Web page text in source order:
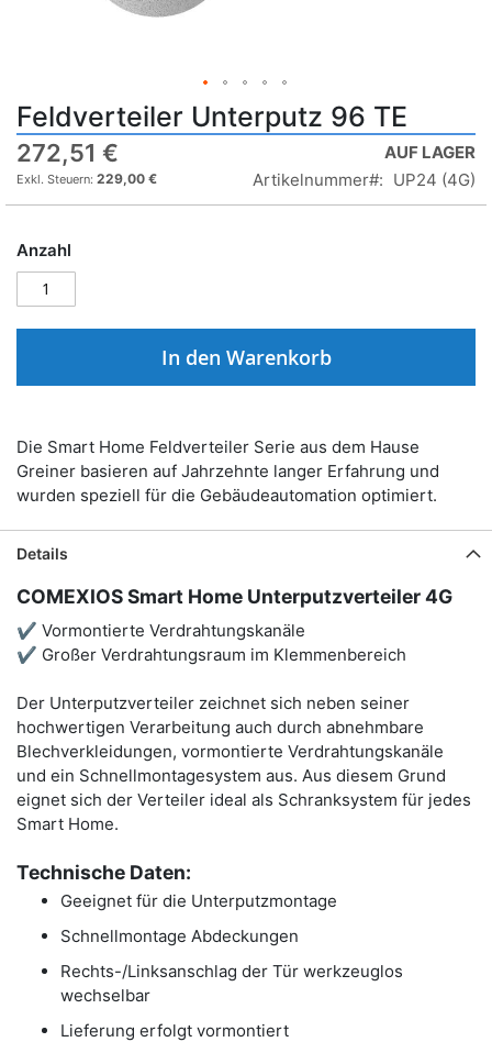
Feldverteiler Unterputz 96 TE
272,51 €
229,00 €
AUF LAGER
Artikelnummer
UP24 (4G)
Anzahl
In den Warenkorb
Die Smart Home Feldverteiler Serie aus dem Hause
Greiner basieren auf Jahrzehnte langer Erfahrung und
wurden speziell für die Gebäudeautomation optimiert.
Details
COMEXIOS Smart Home Unterputzverteiler 4G
✔ Vormontierte Verdrahtungskanäle
✔ Großer Verdrahtungsraum im Klemmenbereich
Der Unterputzverteiler zeichnet sich neben seiner
hochwertigen Verarbeitung auch durch abnehmbare
Blechverkleidungen, vormontierte Verdrahtungskanäle
und ein Schnellmontagesystem aus. Aus diesem Grund
eignet sich der Verteiler ideal als Schranksystem für jedes
Smart Home.
Technische Daten:
Geeignet für die Unterputzmontage
Schnellmontage Abdeckungen
Rechts-/Linksanschlag der Tür werkzeuglos
wechselbar
Lieferung erfolgt vormontiert